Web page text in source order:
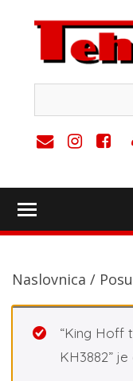
content
Naslovnica /
“King Hoff
KH3882”